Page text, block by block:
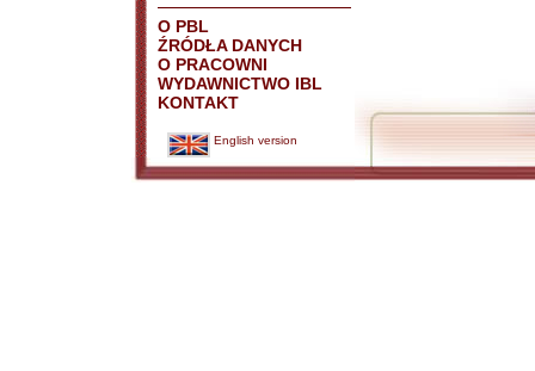
O PBL
ŹRÓDŁA DANYCH
O PRACOWNI
WYDAWNICTWO IBL
KONTAKT
English version